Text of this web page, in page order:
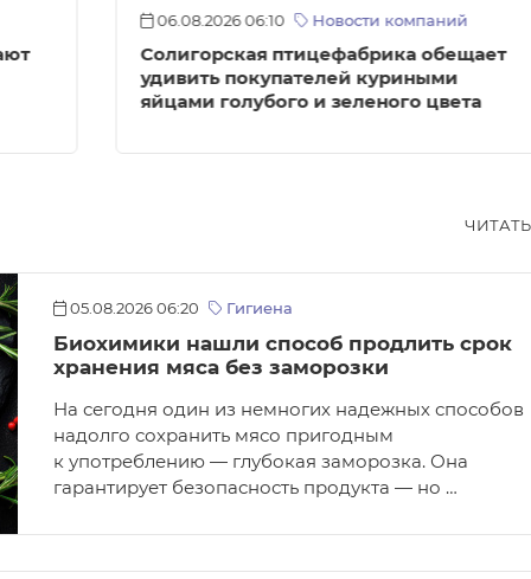
06.08.2026 06:10 Новости компаний
Солигорская птицефабрика обещает
удивить покупателей куриными
яйцами голубого и зеленого цвета
ЧИТАТЬ
05.08.2026 06:20 Гигиена
Биохимики нашли способ продлить срок
хранения мяса без заморозки
На сегодня один из немногих надежных способов
надолго сохранить мясо пригодным
к употреблению — глубокая заморозка. Она
гарантирует безопасность продукта — но …